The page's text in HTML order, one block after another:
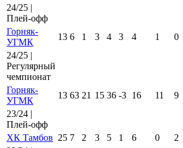
24/25 |
Плей-офф
Горняк-
УГМК
13 6 1 3 4 3 4 1 0
24/25 |
Регулярный
чемпионат
Горняк-
УГМК
13 63 21 15 36 -3 16 11 9
23/24 |
Плей-офф
ХК Тамбов 25 7 2 3 5 1 6 0 2